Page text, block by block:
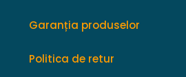
Garanția produselor
Politica de retur